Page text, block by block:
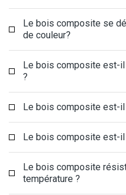
Le bois composite se
de couleur?
Le bois composite est-
?
Le bois composite est-
Le bois composite est-il
Le bois composite
température ?